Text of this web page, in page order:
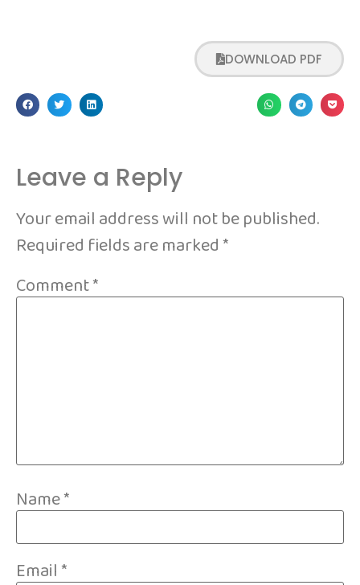
DOWNLOAD PDF
Leave a Reply
Your email address will not be published.
Required fields are marked*
Comment*
Name*
Email*